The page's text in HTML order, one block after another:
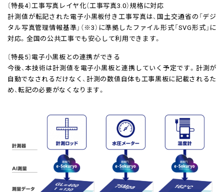
〔特長4〕工事写真レイヤ化（工事写真3.0）規格に対応
計測値が転記された電子小黒板付き工事写真は、国土交通省の「デジ
タル写真管理情報基準」（※3）に準拠したファイル形式「SVG形式」に
対応。全国の公共工事でも安心して利用できます。
〔特長5〕電子小黒板との連携ができる
今後、本技術は計測値を電子小黒板と連携していく予定です。計測が
自動でなされるだけなく、計測の数値自体も工事黒板に記載されるた
め、転記の必要がなくなります。